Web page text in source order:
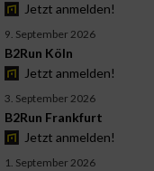
Jetzt anmelden!
9. September 2026
B2Run Köln
Jetzt anmelden!
3. September 2026
B2Run Frankfurt
Jetzt anmelden!
1. September 2026